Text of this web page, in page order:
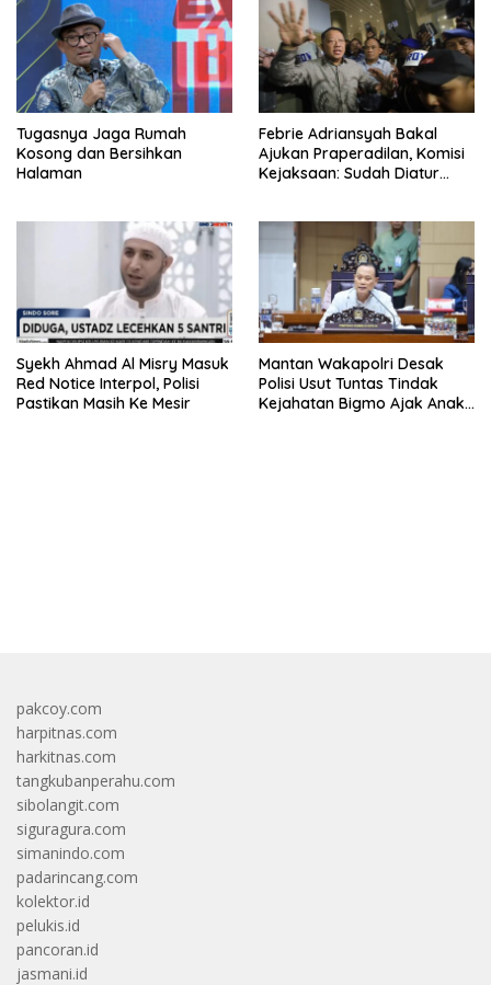
Tugasnya Jaga Rumah
Kosong dan Bersihkan
Halaman
Febrie Adriansyah Bakal
Ajukan Praperadilan, Komisi
Kejaksaan: Sudah Diatur
Syekh Ahmad Al Misry Masuk
Red Notice Interpol, Polisi
Pastikan Masih Ke Mesir
Mantan Wakapolri Desak
Polisi Usut Tuntas Tindak
Kejahatan Bigmo Ajak Anak
pakcoy.com
harpitnas.com
harkitnas.com
tangkubanperahu.com
sibolangit.com
siguragura.com
simanindo.com
padarincang.com
kolektor.id
pelukis.id
pancoran.id
jasmani.id